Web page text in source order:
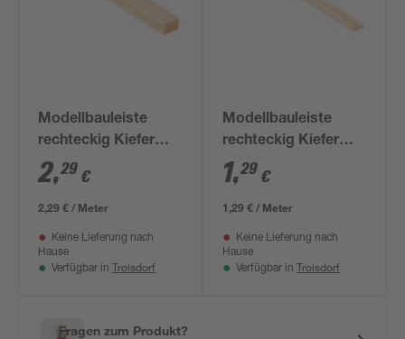
Modellbauleiste
rechteckig Kiefer
100 x 2 x 1 cm
2,29 €
2,29 € / Meter
Keine Lieferung nach
Hause
Verfügbar in Troisdorf
Modellbauleiste
rechteckig Kiefer
100 x 1 x 0,3 cm
1,29 €
1,29 € / Meter
Keine Lieferung nach
Hause
Verfügbar in Troisdorf
Fragen zum Produkt?